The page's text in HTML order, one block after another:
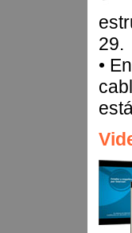
29.
•